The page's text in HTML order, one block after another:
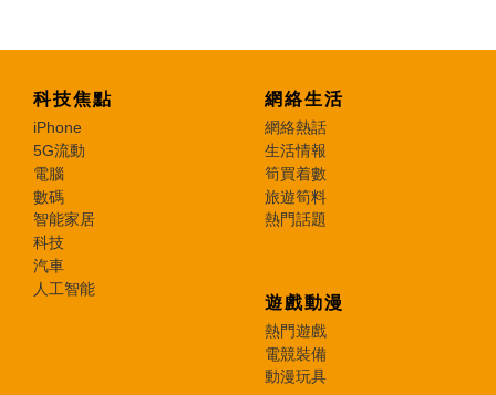
科技焦點
iPhone
5G流動
電腦
數碼
智能家居
科技
汽車
人工智能
網絡生活
網絡熱話
生活情報
筍買着數
旅遊筍料
熱門話題
遊戲動漫
熱門遊戲
電競裝備
動漫玩具